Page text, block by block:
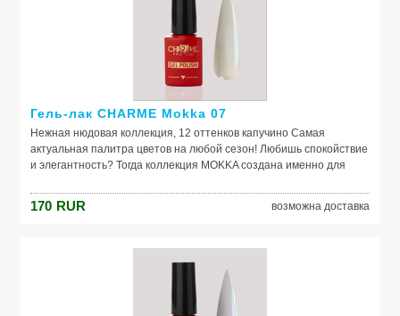
Гель-лак CHARME Mokka 07
Нежная нюдовая коллекция, 12 оттенков капучино Самая
актуальная палитра цветов на любой сезон! Любишь спокойствие
и элегантность? Тогда коллекция MOKKA создана именно для
нанесение
170 RUR возможна доставка